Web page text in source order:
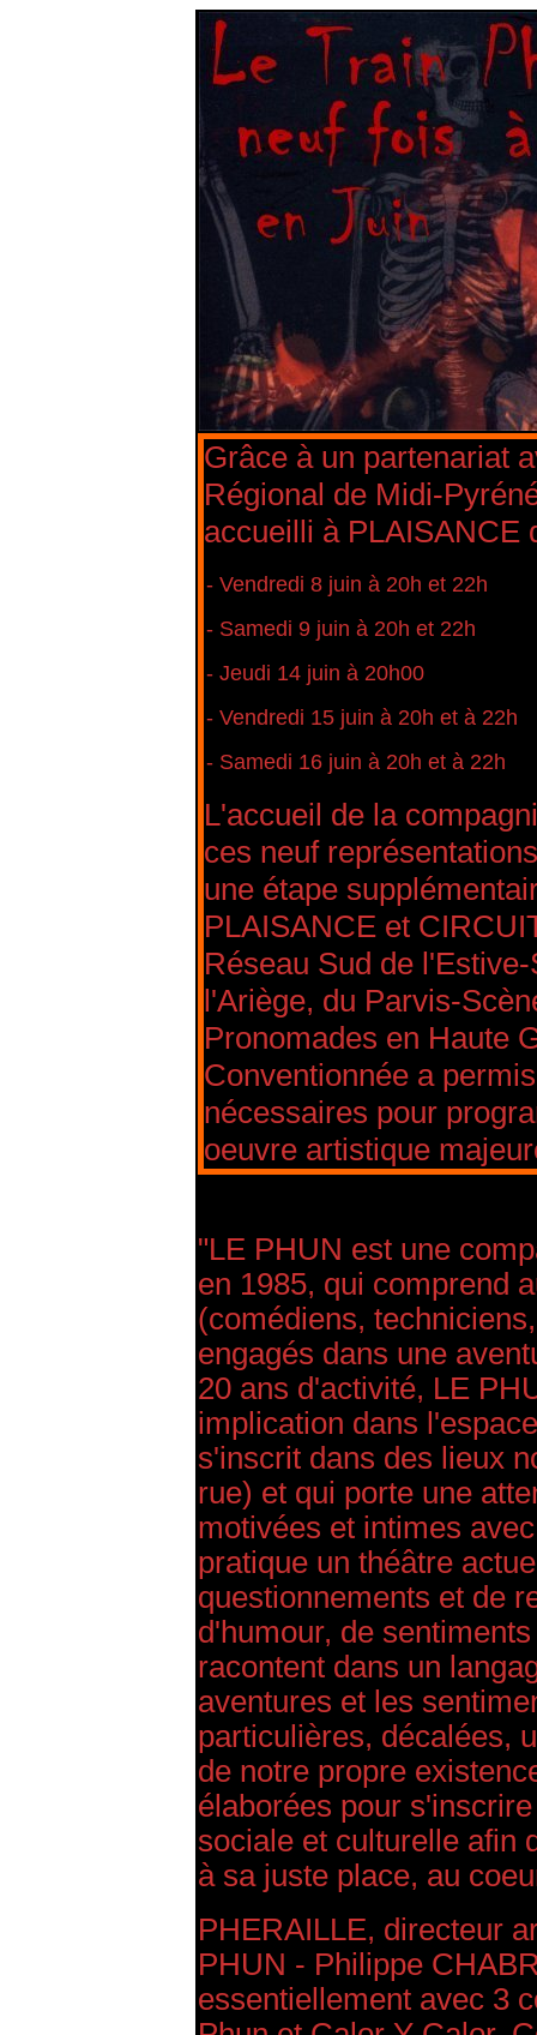
Grâce à un partenariat
Régional de Midi-
accueilli à PLAISANCE
- Vendredi 8 juin à 20h et 22h
- Samedi 9 juin à 20h et 22h
- Jeudi 14 juin à 20h00
- Vendredi 15 juin à 20h et à 22h
- Samedi 16 juin à 20h et à 22h
L'accueil de la
ces neuf
une étape
PLAISANCE et
Réseau Sud de
l'Ariège, du Parvis-
Pronomades en Haute
Conventionnée a
nécessaires pour
oeuvre artistique
"LE PHUN est une
en 1985, qui comprend
(comédiens,
engagés dans une
20 ans d'activité, LE
implication dans
s'inscrit dans des lieux
rue) et qui porte une
motivées et intimes
pratique un théâtre
questionnements et de
d'humour, de
racontent dans un
aventures et les
particulières, décalées,
de notre propre
élaborées pour
sociale et culturelle afin
à sa juste place, au
PHERAILLE, directeur
PHUN - Philippe
essentiellement avec 3